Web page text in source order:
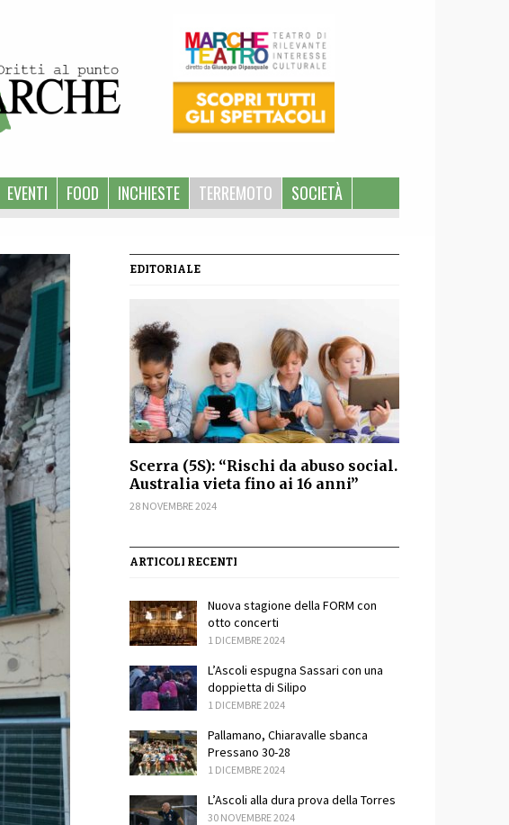
EVENTI FOOD INCHIESTE TERREMOTO SOCIETÀ
EDITORIALE
Scerra (5S): “Rischi da abuso social.
Australia vieta fino ai 16 anni”
28 NOVEMBRE 2024
ARTICOLI RECENTI
Nuova stagione della FORM con
otto concerti
1 DICEMBRE 2024
L’Ascoli espugna Sassari con una
doppietta di Silipo
1 DICEMBRE 2024
Pallamano, Chiaravalle sbanca
Pressano 30-28
1 DICEMBRE 2024
L’Ascoli alla dura prova della Torres
30 NOVEMBRE 2024